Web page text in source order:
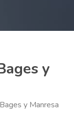
y
y Manresa